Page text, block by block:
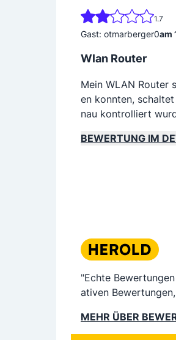
1.7
Gast: otmarberger0am
Wlan Router
Mein WLAN Router
en konnten,
nau kontrolliert
BEWERTUNG IM
"Echte
ativen
MEHR ÜBER